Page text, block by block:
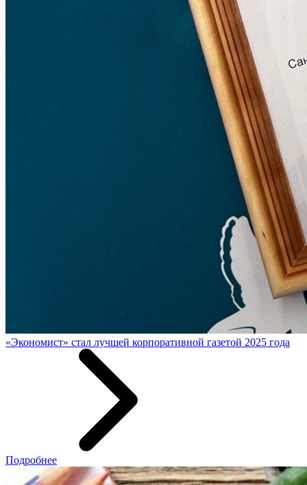
«Экономист» стал лучшей корпоративной газетой 2025 года
Подробнее